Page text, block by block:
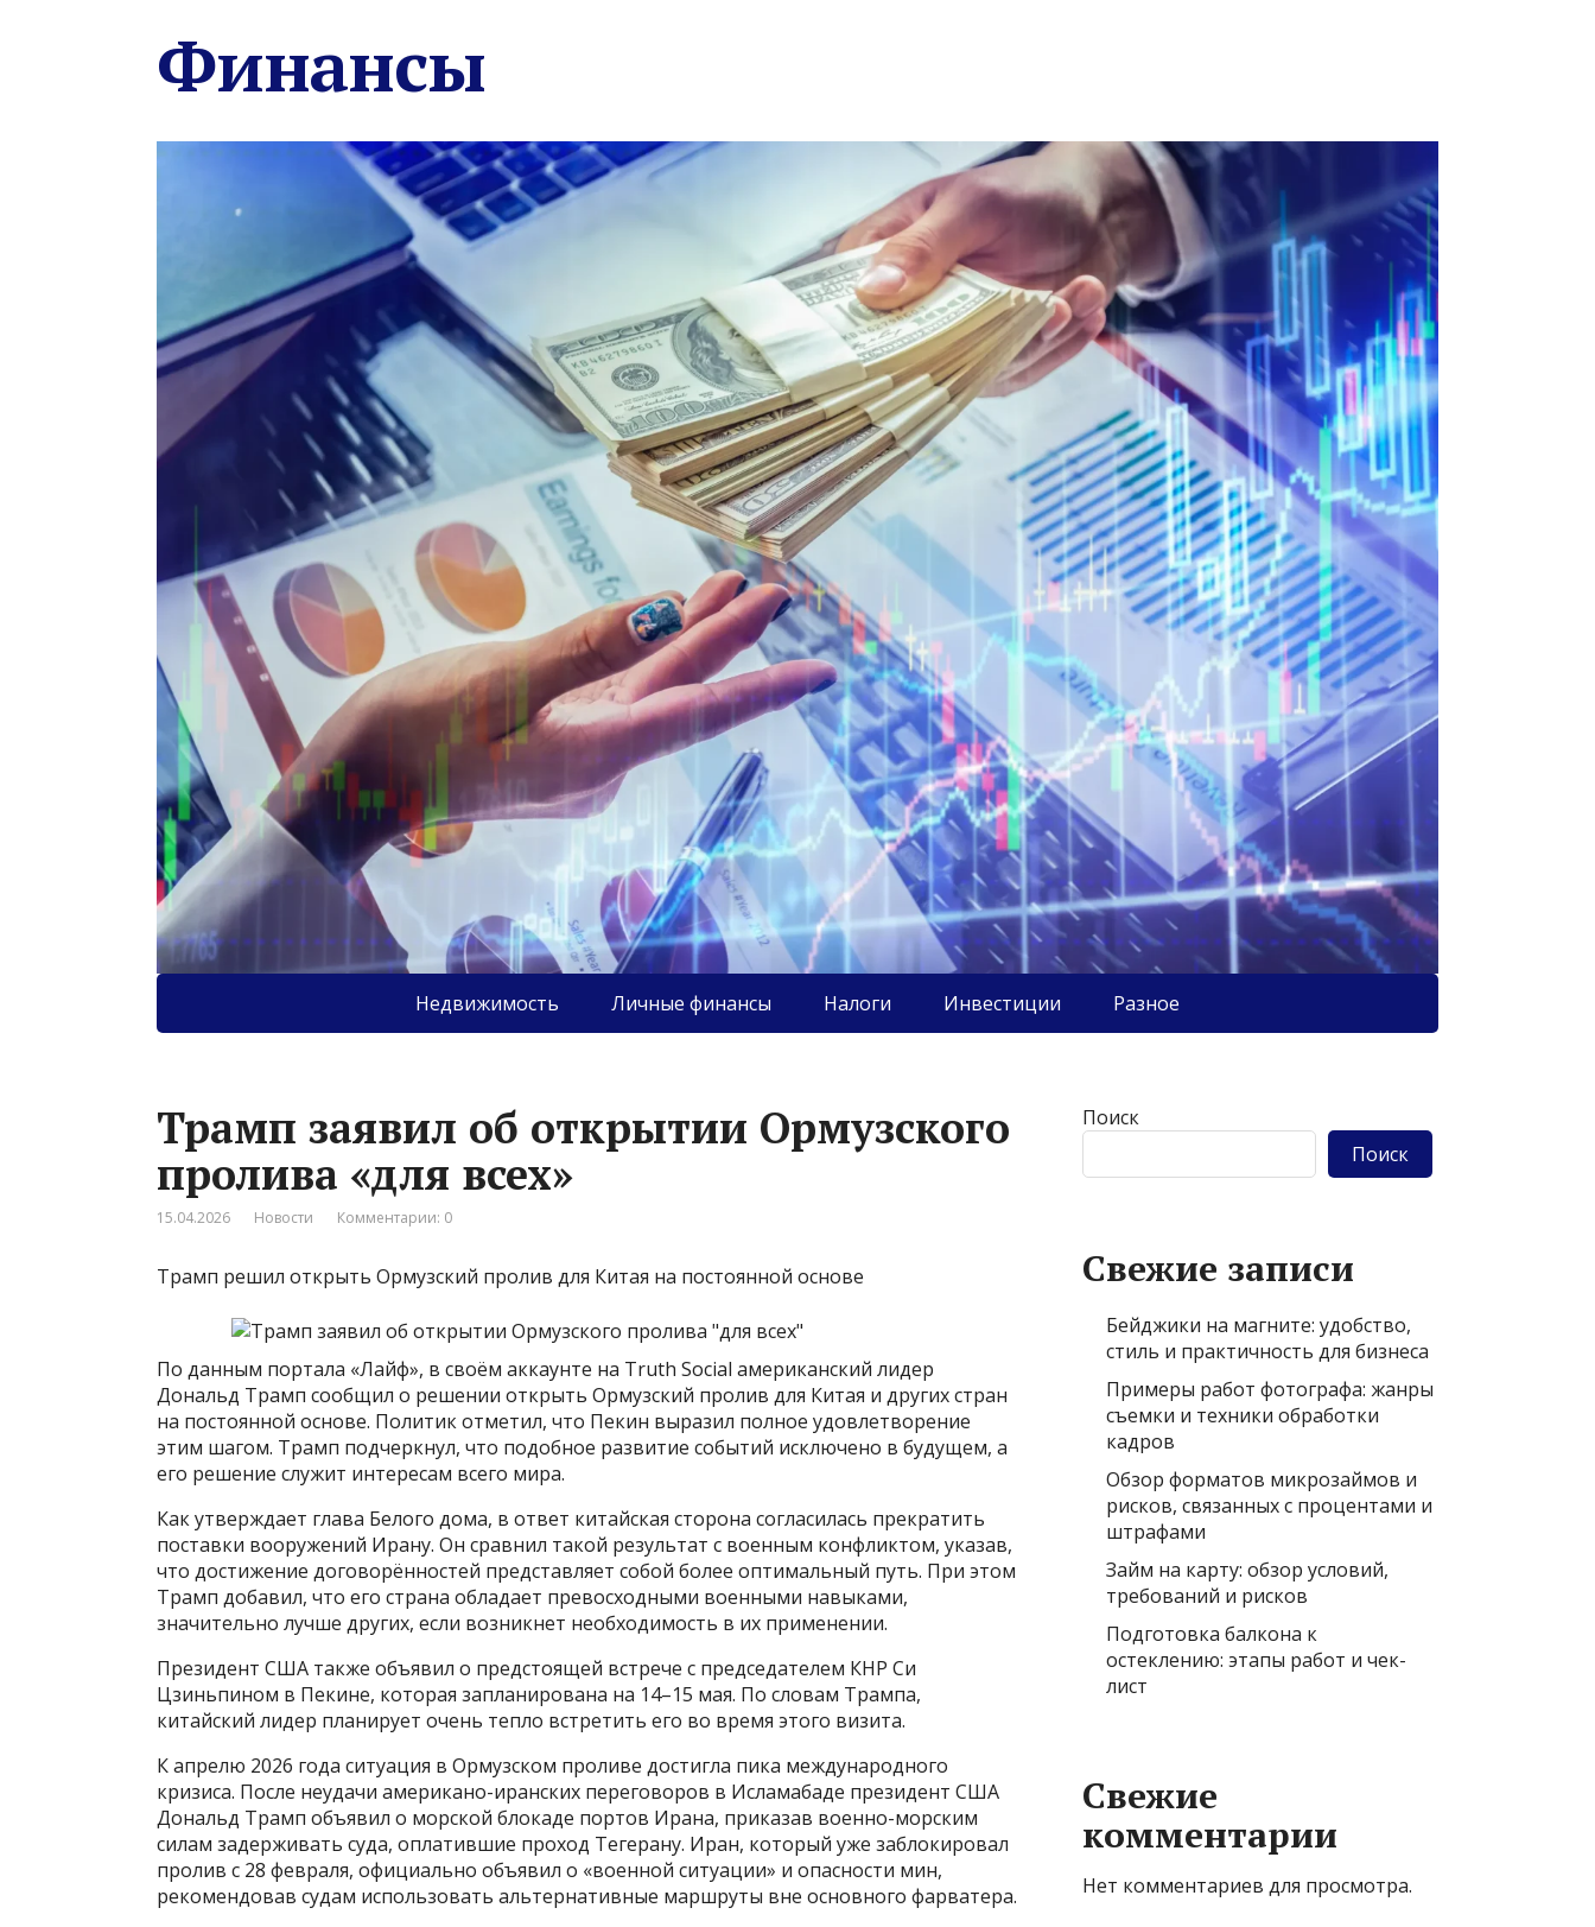
Финансы
Недвижимость Личные финансы Налоги Инвестиции Разное
Трамп заявил об открытии Ормузского
пролива «для всех»
15.04.2026 Новости Комментарии: 0
Трамп решил открыть Ормузский пролив для Китая на постоянной основе
По данным портала «Лайф», в своём аккаунте на Truth Social американский лидер
Дональд Трамп сообщил о решении открыть Ормузский пролив для Китая и других стран
на постоянной основе. Политик отметил, что Пекин выразил полное удовлетворение
этим шагом. Трамп подчеркнул, что подобное развитие событий исключено в будущем, а
его решение служит интересам всего мира.
Как утверждает глава Белого дома, в ответ китайская сторона согласилась прекратить
поставки вооружений Ирану. Он сравнил такой результат с военным конфликтом, указав,
что достижение договорённостей представляет собой более оптимальный путь. При этом
Трамп добавил, что его страна обладает превосходными военными навыками,
значительно лучше других, если возникнет необходимость в их применении.
Президент США также объявил о предстоящей встрече с председателем КНР Си
Цзиньпином в Пекине, которая запланирована на 14–15 мая. По словам Трампа,
китайский лидер планирует очень тепло встретить его во время этого визита.
К апрелю 2026 года ситуация в Ормузском проливе достигла пика международного
кризиса. После неудачи американо-иранских переговоров в Исламабаде президент США
Дональд Трамп объявил о морской блокаде портов Ирана, приказав военно-морским
силам задерживать суда, оплатившие проход Тегерану. Иран, который уже заблокировал
пролив с 28 февраля, официально объявил о «военной ситуации» и опасности мин,
рекомендовав судам использовать альтернативные маршруты вне основного фарватера.
Поиск
Поиск
Свежие записи
Бейджики на магните: удобство,
стиль и практичность для бизнеса
Примеры работ фотографа: жанры
съемки и техники обработки
кадров
Обзор форматов микрозаймов и
рисков, связанных с процентами и
штрафами
Займ на карту: обзор условий,
требований и рисков
Подготовка балкона к
остеклению: этапы работ и чек-
лист
Свежие
комментарии
Нет комментариев для просмотра.